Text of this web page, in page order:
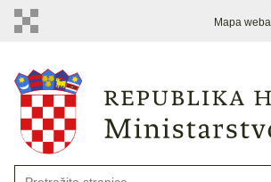
Mapa weba